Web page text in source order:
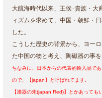
大航海時代以来、王侯･貴族・大
ィズムを求めて、中国・朝鮮・
した。
こうした歴史の背景から、ヨー
た中国の物と考え、陶磁器の事
ちなみに、日本からの代表的輸入品で
ので、【japan】と呼ばれてます。
【漆器の朱(japan Red)】とかあっても